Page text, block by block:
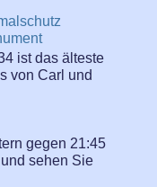
ist das älteste
von Carl und
gegen 21:45
sehen Sie